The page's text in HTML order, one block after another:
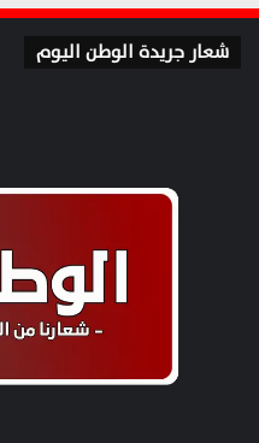
شعار جريدة الوطن اليوم